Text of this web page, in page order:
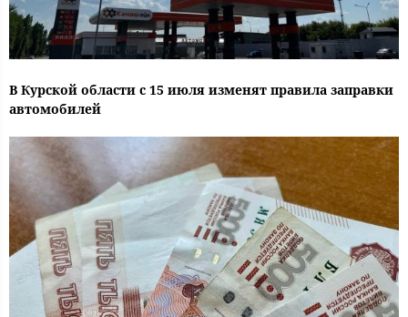
В Курской области с 15 июля изменят правила заправки
автомобилей